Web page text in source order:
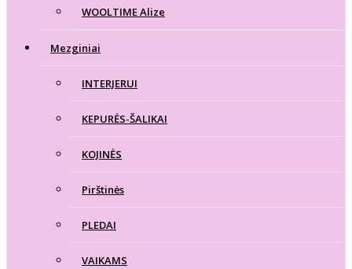
WOOLTIME Alize
Mezginiai
INTERJERUI
KEPURĖS-ŠALIKAI
KOJINĖS
Pirštinės
PLEDAI
VAIKAMS